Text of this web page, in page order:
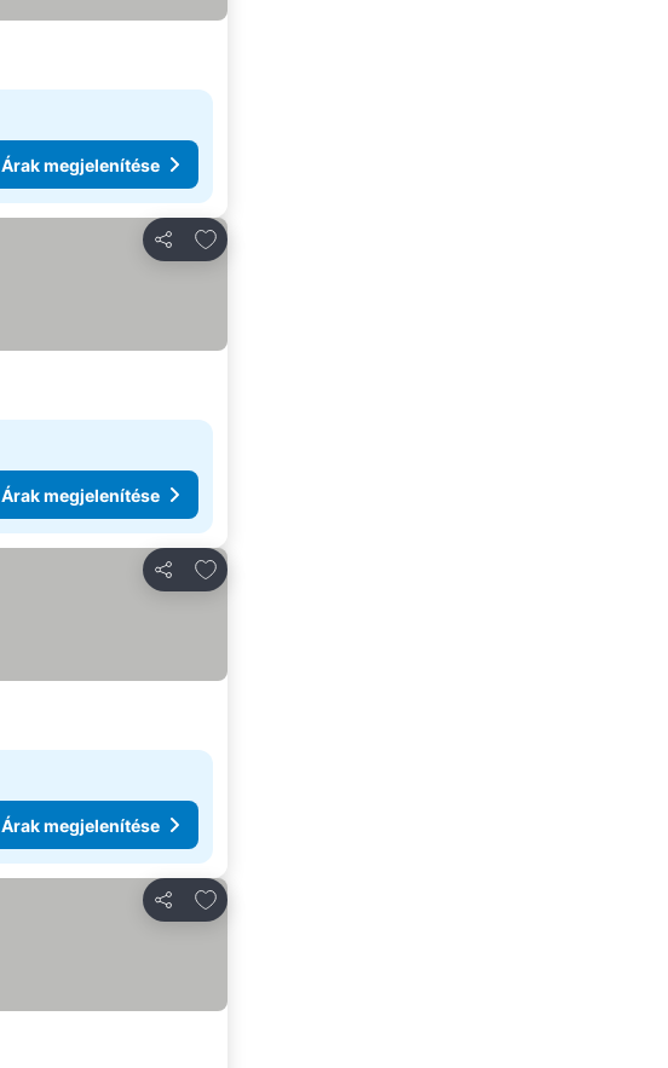
Árak megjelenítése
Megosztás
Hozzáadás a kedvencekhez
Árak megjelenítése
Megosztás
Hozzáadás a kedvencekhez
Árak megjelenítése
Megosztás
Hozzáadás a kedvencekhez